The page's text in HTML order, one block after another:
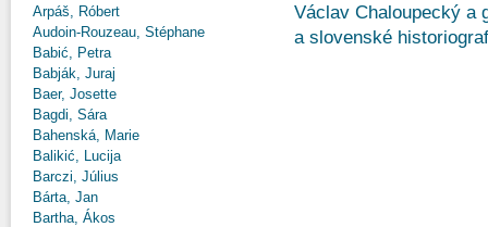
Arpáš, Róbert
Audoin-Rouzeau, Stéphane
Babić, Petra
Babják, Juraj
Baer, Josette
Bagdi, Sára
Bahenská, Marie
Balikić, Lucija
Barczi, Július
Bárta, Jan
Bartha, Ákos
Václav Chaloupecký a
a slovenské